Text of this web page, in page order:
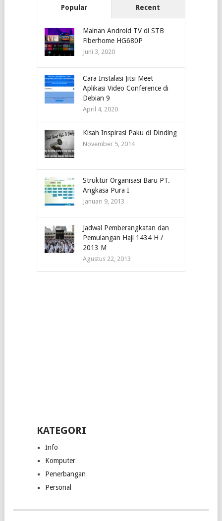
Popular Recent
Mainan Android TV di STB
Fiberhome HG680P
Juni 3, 2020
Cara Instalasi Jitsi Meet
Aplikasi Video Conference di
Debian 9
April 4, 2020
Kisah Inspirasi Paku di Dinding
November 5, 2014
Struktur Organisasi Baru PT.
Angkasa Pura I
Januari 9, 2013
Jadwal Pemberangkatan dan
Pemulangan Haji 1434 H /
2013 M
Agustus 22, 2013
KATEGORI
Info
Komputer
Penerbangan
Personal